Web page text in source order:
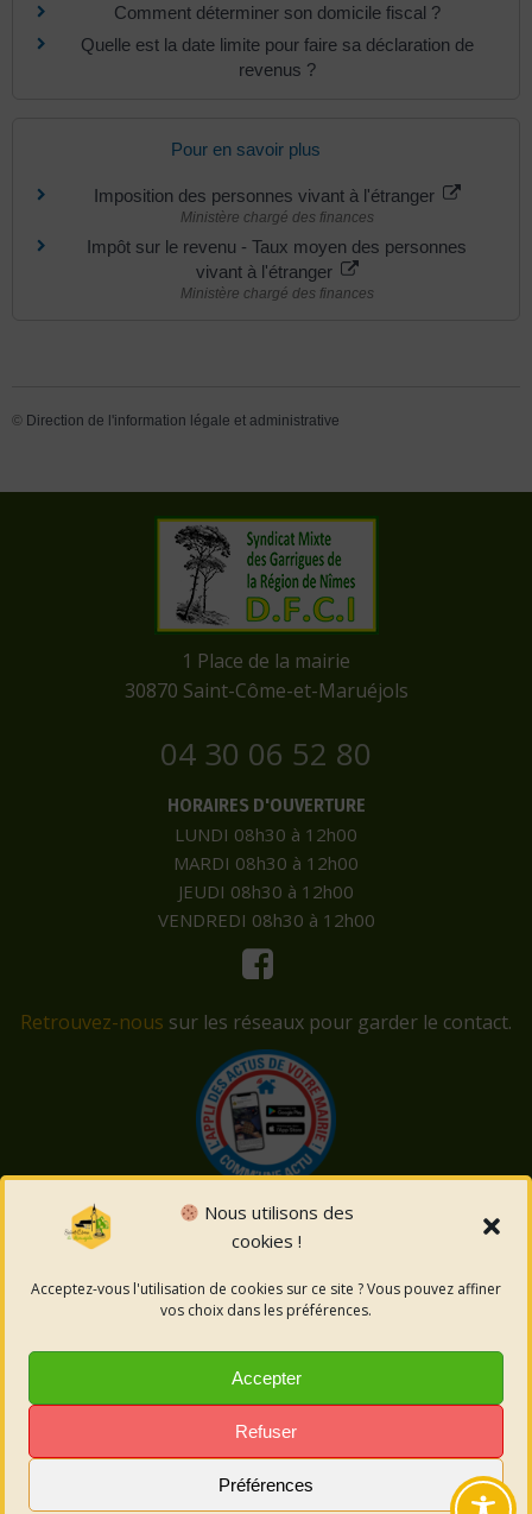
Nous utilisons des
cookies !
Acceptez-vous l'utilisation de cookies sur ce site ? Vous pouvez affiner
vos choix dans les préférences.
Accepter
Refuser
Préférences
Comment déterminer son domicile fiscal ?
Quelle est la date limite pour faire sa déclaration de
revenus ?
Pour en savoir plus
Imposition des personnes vivant à l'étranger
Ministère chargé des finances
Impôt sur le revenu - Taux moyen des personnes
vivant à l'étranger
Ministère chargé des finances
© Direction de l'information légale et administrative
​1 Place de la mairie
​30870 Saint-Côme-et-Maruéjols
04 30 06 52 80
HORAIRES D'OUVERTURE
LUNDI 08h30 à 12h00
MARDI 08h30 à 12h00
JEUDI 08h30 à 12h00
VENDREDI 08h30 à 12h00
Retrouvez-nous sur les réseaux pour garder le contact.
© 2026 Saint-Côme-et-Maruéjols. Un service proposé
Mentions légales
Politique des cookies